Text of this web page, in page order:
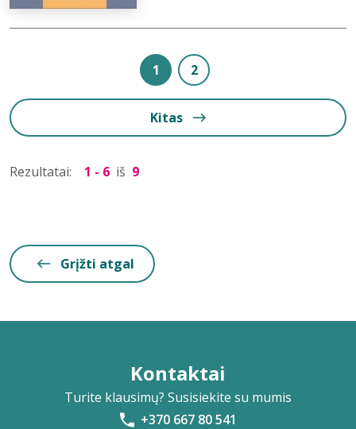
1 2
Kitas
Rezultatai: 1 - 6 iš 9
Grįžti atgal
Kontaktai
Turite klausimų? Susisiekite su mumis
+370 667 80 541